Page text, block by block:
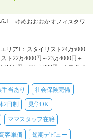
6-1 ゆめおおおかオフィスタワ
リア1：スタイリスト24万5000
ト22万4000円～23万4000円＋
万円～27万5000円、Jrスタイ
】★エリア1：21万4000円～22
9000円～21万9000円＋歩合
リア1：1350円～1450円／★エ
ューのみスタイリスト1250円
手当あり 社会保険完備
2日制 見学OK
ママスタッフ在籍
客単価 短期デビュー